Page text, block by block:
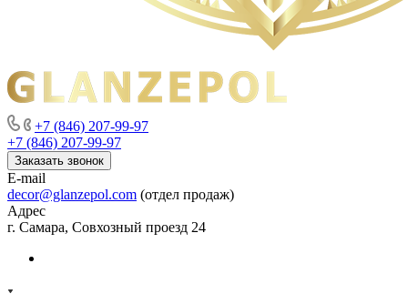
+7 (846) 207-99-97
+7 (846) 207-99-97
Заказать звонок
E-mail
decor@glanzepol.com (отдел продаж)
Адрес
г. Самара, Совхозный проезд 24